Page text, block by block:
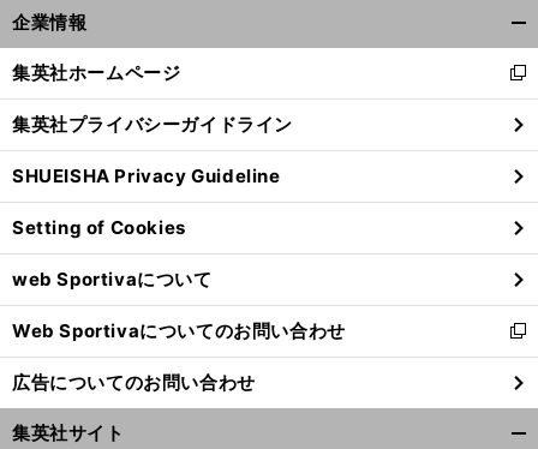
企業情報
閉
る
集英社ホームページ
新
し
い
ウ
ィ
ン
ド
ウ
で
開
く
集英社プライバシーガイドライン
SHUEISHA Privacy Guideline
Setting of Cookies
web Sportivaについて
Web Sportivaについてのお問い合わせ
新
し
い
ウ
ィ
広告についてのお問い合わせ
集英社サイト